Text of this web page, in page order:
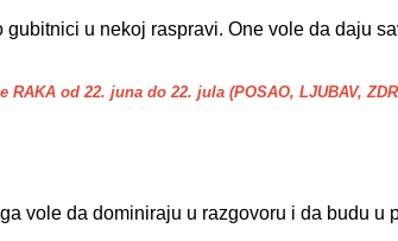
u nekoj raspravi. One vole da daju
RAKA od 22. juna do 22. jula (POSAO, LJUBAV,
vole da dominiraju u razgovoru i da budu u